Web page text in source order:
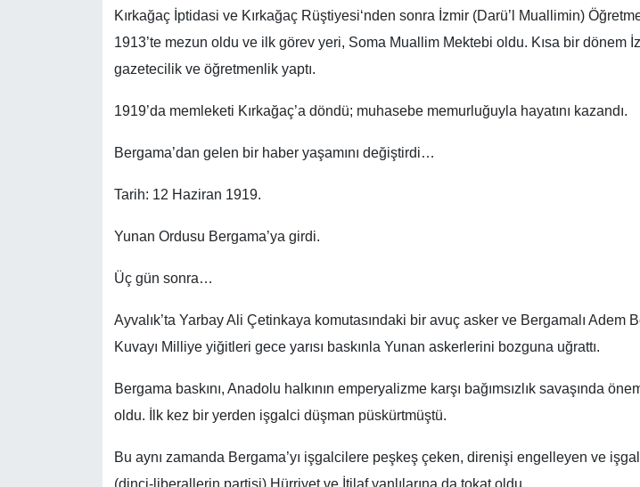
Kırkağaç İptidasi ve Kırkağaç Rüştiyesi‘nden sonra İzmir (Darü’l Muallimin)
1913’te mezun oldu ve ilk görev yeri, Soma Muallim Mektebi oldu. Kısa bir dönem
gazetecilik ve öğretmenlik yaptı.
1919’da memleketi Kırkağaç’a döndü; muhasebe memurluğuyla hayatını kazandı.
Bergama’dan gelen bir haber yaşamını değiştirdi…
Tarih: 12 Haziran 1919.
Yunan Ordusu Bergama’ya girdi.
Üç gün sonra…
Ayvalık’ta Yarbay Ali Çetinkaya komutasındaki bir avuç asker ve Bergamalı Adem
Kuvayı Milliye yiğitleri gece yarısı baskınla Yunan askerlerini bozguna uğrattı.
Bergama baskını, Anadolu halkının emperyalizme karşı bağımsızlık savaşında
oldu. İlk kez bir yerden işgalci düşman püskürtmüştü.
Bu aynı zamanda Bergama’yı işgalcilere peşkeş çeken, direnişi engelleyen ve